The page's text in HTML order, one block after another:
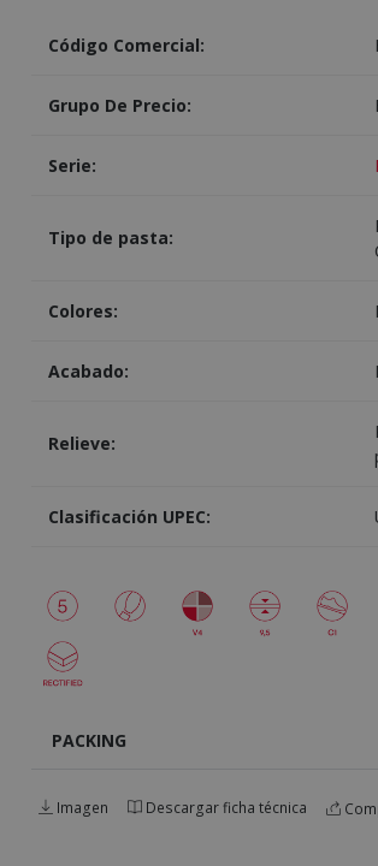
Código Comercial:
Grupo De Precio:
Serie:
Tipo de pasta:
Colores:
Acabado:
Relieve:
Clasificación UPEC:
PACKING
Imagen Descargar ficha técnica